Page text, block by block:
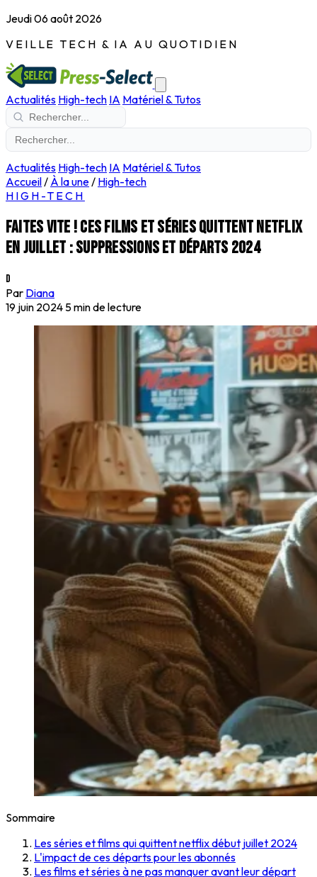
Jeudi 06 août 2026
VEILLE TECH & IA AU QUOTIDIEN
Actualités High-tech IA Matériel & Tutos
Actualités High-tech IA Matériel & Tutos
Accueil/ À la une/ High-tech
HIGH-TECH
Faites vite ! ces films et séries quittent Netflix
en juillet : suppressions et départs 2024
D
Par Diana
19 juin 2024 5 min de lecture
Sommaire
Les séries et films qui quittent netflix début juillet 2024
L'impact de ces départs pour les abonnés
Les films et séries à ne pas manquer avant leur départ